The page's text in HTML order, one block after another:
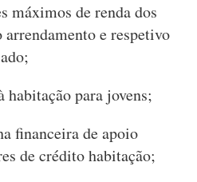
máximos de renda dos
e respetivo
para jovens;
financeira de apoio
de crédito habitação;